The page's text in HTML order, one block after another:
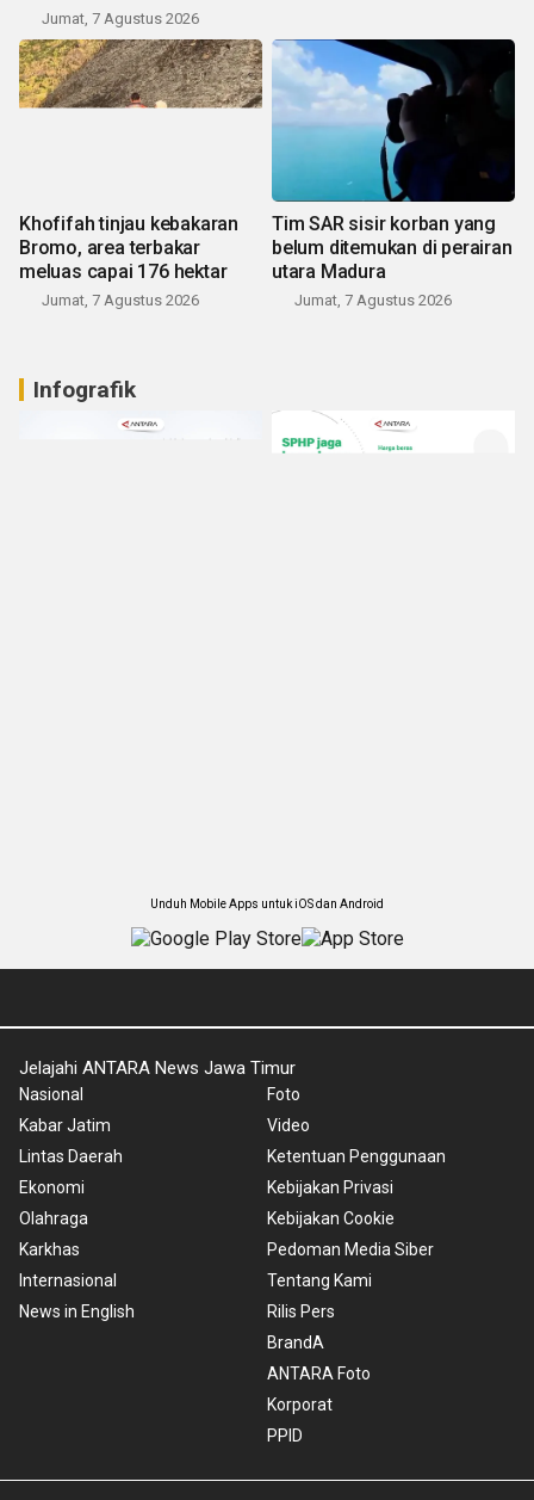
Jumat, 7 Agustus 2026
Khofifah tinjau kebakaran
Bromo, area terbakar
meluas capai 176 hektar
Jumat, 7 Agustus 2026
Tim SAR sisir korban yang
belum ditemukan di perairan
utara Madura
Jumat, 7 Agustus 2026
Infografik
Unduh Mobile Apps untuk iOS dan Android
Jelajahi ANTARA News Jawa Timur
Nasional
Kabar Jatim
Lintas Daerah
Ekonomi
Olahraga
Karkhas
Internasional
News in English
Foto
Video
Ketentuan Penggunaan
Kebijakan Privasi
Kebijakan Cookie
Pedoman Media Siber
Tentang Kami
Rilis Pers
BrandA
ANTARA Foto
Korporat
PPID